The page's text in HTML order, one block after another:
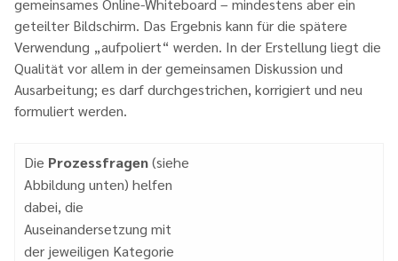
gemeinsames Online-Whiteboard – mindestens aber ein
geteilter Bildschirm. Das Ergebnis kann für die spätere
Verwendung „aufpoliert“ werden. In der Erstellung liegt die
Qualität vor allem in der gemeinsamen Diskussion und
Ausarbeitung; es darf durchgestrichen, korrigiert und neu
formuliert werden.
Die Prozessfragen(siehe
Abbildung unten) helfen
dabei, die
Auseinandersetzung mit
der jeweiligen Kategorie